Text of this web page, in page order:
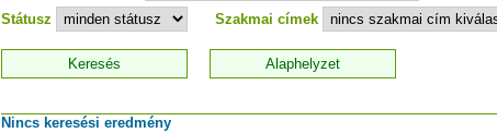
Státusz
Szakmai címek
Nincs keresési eredmény